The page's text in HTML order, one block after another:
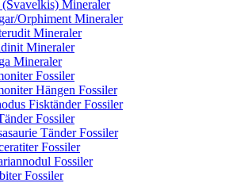
Mineraler
Orphiment Mineraler
Mineraler
Mineraler
Mineraler
Fossiler
Hängen Fossiler
Fisktänder Fossiler
Fossiler
Tänder Fossiler
Fossiler
Fossiler
Fossiler